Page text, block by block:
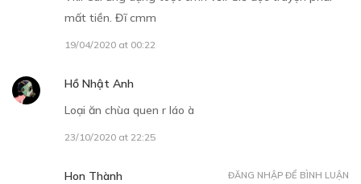
mất tiền. Đĩ cmm
19/04/2020 at 00:22
Hồ Nhật Anh
Loại ăn chùa quen r láo à
23/10/2020 at 22:25
Hon Thành
ĐĂNG NHẬP ĐỂ BÌNH LUẬN